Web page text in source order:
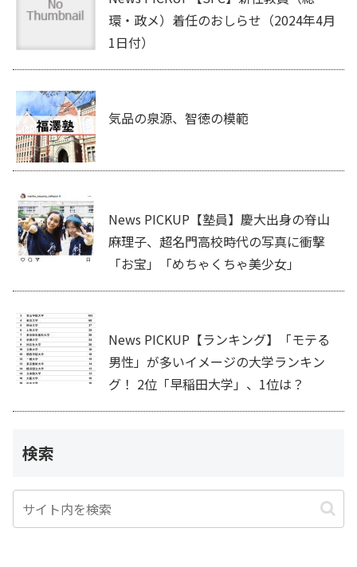
環・政メ）着任のおしらせ（2024年4月
1日付）
気品の泉源、智徳の模範
News PICKUP【塾員】慶大出身の脊山
麻理子、超名門高校時代の写真に衝撃
「お宝」「めちゃくちゃ美少女」
News PICKUP【ランキング】「モテる
男性」が多いイメージの大学ランキン
グ！ 2位「早稲田大学」、1位は？
検索